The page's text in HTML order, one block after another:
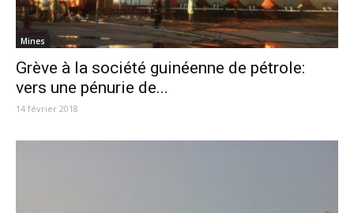
Mines
Grève à la société guinéenne de pétrole:
vers une pénurie de...
14 février 2018